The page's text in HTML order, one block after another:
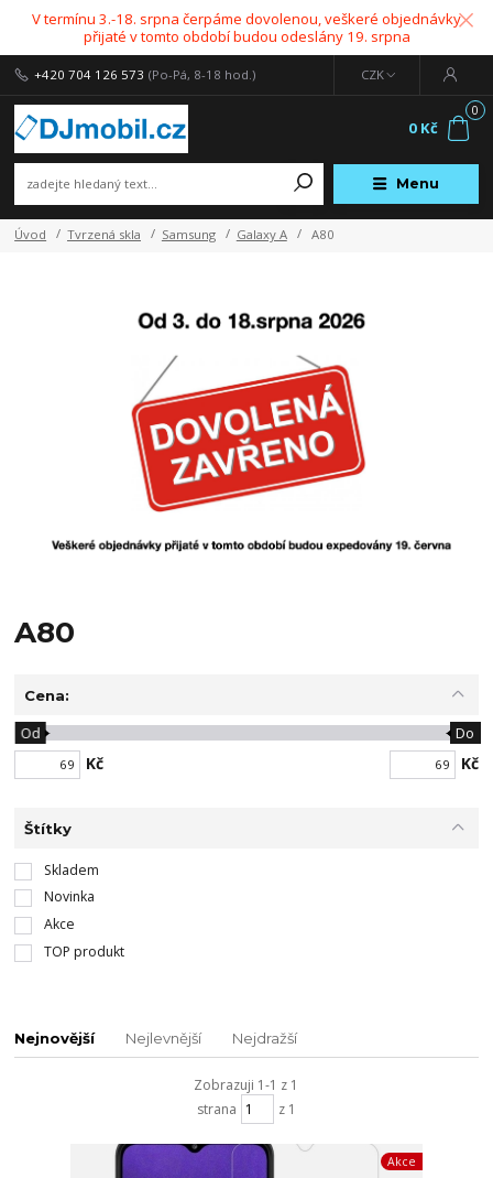
V termínu 3.-18. srpna čerpáme dovolenou, veškeré objednávky
přijaté v tomto období budou odeslány 19. srpna
Menu
CZK
+420 704 126 573 (Po-Pá, 8-18 hod.)
0
0 Kč
Úvod Tvrzená skla Samsung Galaxy A A80
A80
Cena:
Kč
Od Do
Kč
Štítky
Skladem
Novinka
Akce
TOP produkt
Nejnovější Nejlevnější Nejdražší
Zobrazuji 1-1 z 1
strana
z 1
Akce